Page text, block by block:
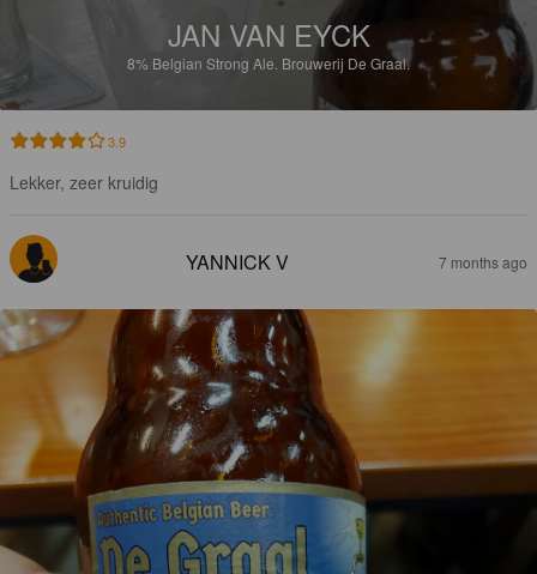
JAN VAN EYCK
8% Belgian Strong Ale. Brouwerij De Graal.
3.9
Lekker, zeer kruidig
YANNICK V 7 months ago